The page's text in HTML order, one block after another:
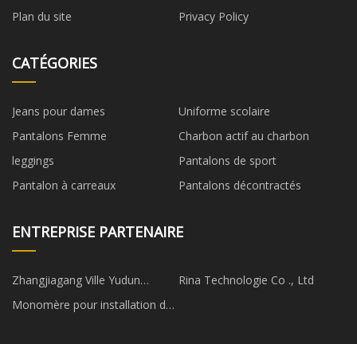
Plan du site
Privacy Policy
CATÉGORIES
Jeans pour dames
Uniforme scolaire
Pantalons Femme
Charbon actif au charbon
leggings
Pantalons de sport
Pantalon à carreaux
Pantalons décontractés
ENTREPRISE PARTENAIRE
Zhangjiagang Ville Yudun
Spécial Fibre Cie., Ltd
Rina Technologie Co ., Ltd
Monomère pour installation de